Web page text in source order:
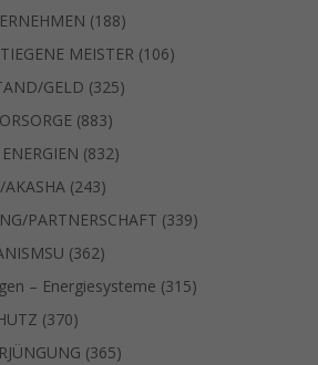
Produkte188188
Produkte
MEISTER 106106
GELD 325325
883883
Produkte
832832
243243
Produkte
PARTNERSCHAFT 339339
362362
Produkte
– Energiesysteme 315315
370370
Produkte
365365